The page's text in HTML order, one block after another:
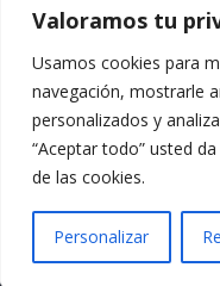
Valoramos tu
Usamos cookies para
navegación, mostrarle
personalizados y
“Aceptar todo” usted
de las cookies.
Personalizar
Oferta de Empleo
Bolsas de Empleo